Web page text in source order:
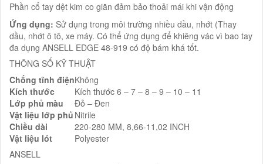
Phần cổ tay dệt kim co giãn đảm bảo thoải mái khi vận động
Ứng dụng: Sử dụng trong môi trường nhiều dầu, nhớt (Thay
dầu, nhớt ô tô, xe máy. Có thể ứng dụng để khiêng vác vì bao tay
đa dụng ANSELL EDGE 48-919 có độ bám khá tốt.
THÔNG SỐ KỸ THUẬT
Chống tĩnh điệnKhông
Kích thước
Kích thước 6 – 7 – 8 – 9 – 10 – 11
Lớp phủ màu
Đỏ – Đen
Vật liệu lớp phủ Nitrile
Chiều dài
220-280 MM, 8,66-11,02 INCH
Vật liệu lót
Polyester
ANSELL